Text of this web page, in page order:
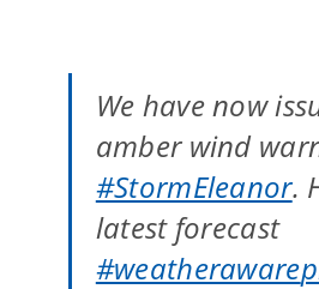
We have now
amber wind
#StormEleanor.
latest forecast
#weatheraware